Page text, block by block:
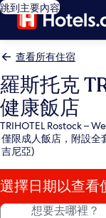
跳到主要內容
查看所有住宿
羅斯托克
健康飯店
TRIHOTEL Rostock –
僅限成人飯店，附設全
吉尼亞)
選擇日期以查看
想要去哪裡？